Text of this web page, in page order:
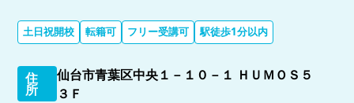
土日祝開校 転籍可 フリー受講可 駅徒歩1分以内
住
所
仙台市青葉区中央１－１０－１ ＨＵＭＯＳ５
３Ｆ